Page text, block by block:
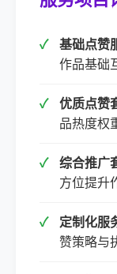
基础点赞
作品基础
优质点赞
品热度权
综合推广
方位提升
定制化服
赞策略与